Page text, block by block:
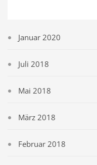
Januar 2020
Juli 2018
Mai 2018
März 2018
Februar 2018